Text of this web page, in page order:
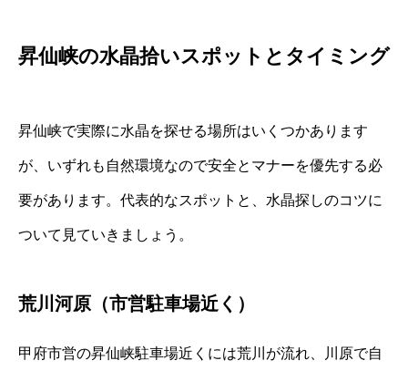
昇仙峡の水晶拾いスポットとタイミング
昇仙峡で実際に水晶を探せる場所はいくつかあります
が、いずれも自然環境なので安全とマナーを優先する必
要があります。代表的なスポットと、水晶探しのコツに
ついて見ていきましょう。
荒川河原（市営駐車場近く）
甲府市営の昇仙峡駐車場近くには荒川が流れ、川原で自